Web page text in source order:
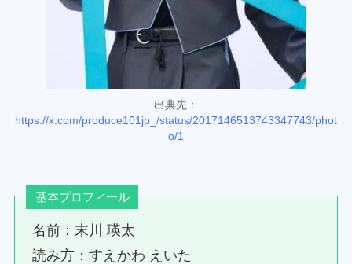
出典先：
https://x.com/produce101jp_/status/2017146513743347743/phot
o/1
基本プロフィール
名前：末川 瑛太
読み方：すえかわ えいた